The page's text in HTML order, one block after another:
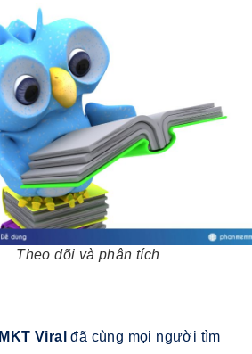
Theo dõi và phân tích
MKT Viral đã cùng mọi người tìm